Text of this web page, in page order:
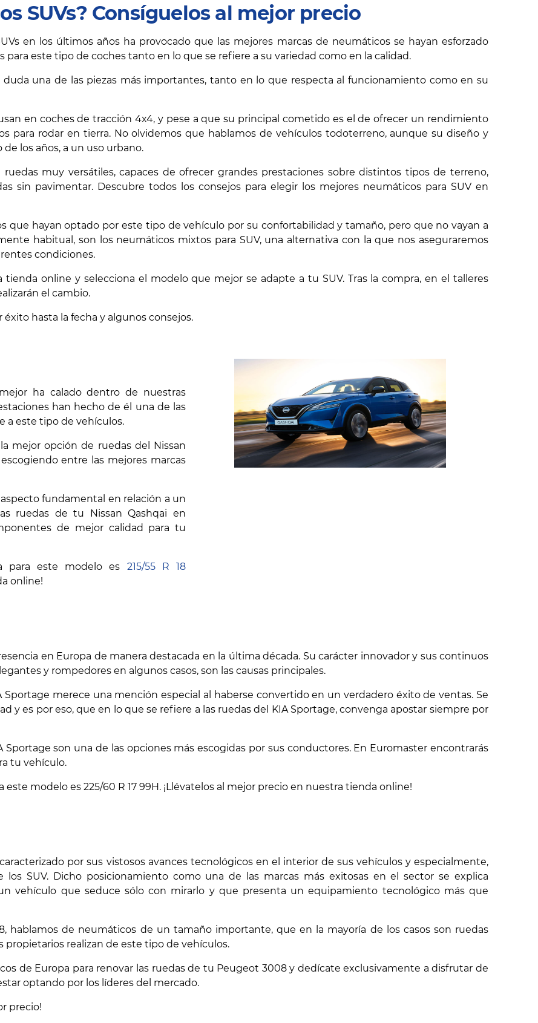
SUVs? Consíguelos al mejor precio
en los últimos años ha provocado que las mejores marcas de neumáticos se hayan esforzado
este tipo de coches tanto en lo que se refiere a su variedad como en la calidad.
una de las piezas más importantes, tanto en lo que respecta al funcionamiento como en su
en coches de tracción 4x4, y pese a que su principal cometido es el de ofrecer un rendimiento
para rodar en tierra. No olvidemos que hablamos de vehículos todoterreno, aunque su diseño y
los años, a un uso urbano.
muy versátiles, capaces de ofrecer grandes prestaciones sobre distintos tipos de terreno,
sin pavimentar. Descubre todos los consejos para elegir los mejores neumáticos para SUV en
que hayan optado por este tipo de vehículo por su confortabilidad y tamaño, pero que no vayan a
habitual, son los neumáticos mixtos para SUV, una alternativa con la que nos aseguraremos
condiciones.
tienda online y selecciona el modelo que mejor se adapte a tu SUV. Tras la compra, en el talleres
el cambio.
hasta la fecha y algunos consejos.
ha calado dentro de nuestras
han hecho de él una de las
a este tipo de vehículos.
mejor opción de ruedas del Nissan
entre las mejores marcas
fundamental en relación a un
ruedas de tu Nissan Qashqai en
de mejor calidad para tu
para este modelo es
215/55 R 18
online!
en Europa de manera destacada en la última década. Su carácter innovador y sus continuos
y rompedores en algunos casos, son las causas principales.
merece una mención especial al haberse convertido en un verdadero éxito de ventas. Se
y es por eso, que en lo que se refiere a las ruedas del KIA Sportage, convenga apostar siempre por
son una de las opciones más escogidas por sus conductores. En Euromaster encontrarás
tu vehículo.
modelo es 225/60 R 17 99H. ¡Llévatelos al mejor precio en nuestra tienda online!
por sus vistosos avances tecnológicos en el interior de sus vehículos y especialmente,
SUV. Dicho posicionamiento como una de las marcas más exitosas en el sector se explica
vehículo que seduce sólo con mirarlo y que presenta un equipamiento tecnológico más que
hablamos de neumáticos de un tamaño importante, que en la mayoría de los casos son ruedas
realizan de este tipo de vehículos.
de Europa para renovar las ruedas de tu Peugeot 3008 y dedícate exclusivamente a disfrutar de
optando por los líderes del mercado.
precio!